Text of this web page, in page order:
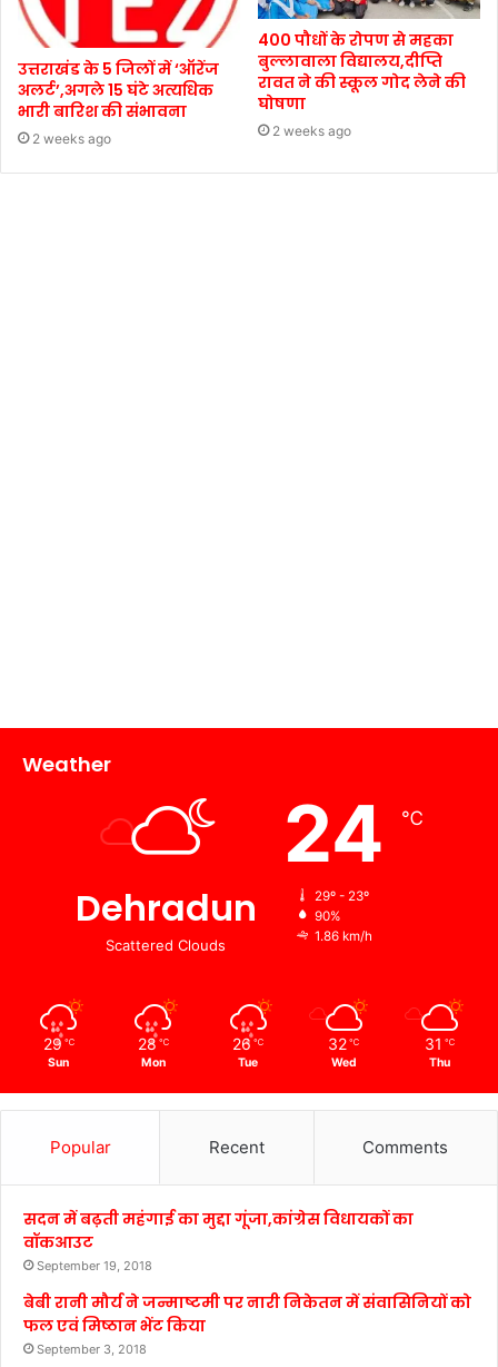
उत्तराखंड के 5 जिलों में ‘ऑरेंज
अलर्ट’,अगले 15 घंटे अत्यधिक
भारी बारिश की संभावना
2 weeks ago
400 पौधों के रोपण से महका
बुल्लावाला विद्यालय,दीप्ति
रावत ने की स्कूल गोद लेने की
घोषणा
2 weeks ago
Weather
Dehradun
Scattered Clouds
24 ℃
29º - 23º
90%
1.86 km/h
29 ℃
Sun
28 ℃
Mon
26 ℃
Tue
32 ℃
Wed
31 ℃
Thu
Popular Recent Comments
सदन में बढ़ती महंगाई का मुद्दा गूंजा,कांग्रेस विधायकों का
वॉकआउट
September 19, 2018
बेबी रानी मौर्य ने जन्माष्टमी पर नारी निकेतन में संवासिनियों को
फल एवं मिष्ठान भेंट किया
September 3, 2018